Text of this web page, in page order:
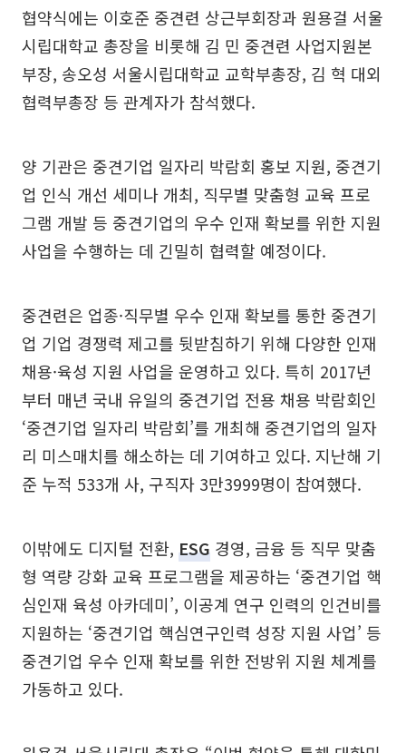
협약식에는 이호준 중견련 상근부회장과 원용걸 서울
시립대학교 총장을 비롯해 김 민 중견련 사업지원본
부장, 송오성 서울시립대학교 교학부총장, 김 혁 대외
협력부총장 등 관계자가 참석했다.
양 기관은 중견기업 일자리 박람회 홍보 지원, 중견기
업 인식 개선 세미나 개최, 직무별 맞춤형 교육 프로
그램 개발 등 중견기업의 우수 인재 확보를 위한 지원
사업을 수행하는 데 긴밀히 협력할 예정이다.
중견련은 업종·직무별 우수 인재 확보를 통한 중견기
업 기업 경쟁력 제고를 뒷받침하기 위해 다양한 인재
채용·육성 지원 사업을 운영하고 있다. 특히 2017년
부터 매년 국내 유일의 중견기업 전용 채용 박람회인
‘중견기업 일자리 박람회’를 개최해 중견기업의 일자
리 미스매치를 해소하는 데 기여하고 있다. 지난해 기
준 누적 533개 사, 구직자 3만3999명이 참여했다.
이밖에도 디지털 전환, ESG 경영, 금융 등 직무 맞춤
형 역량 강화 교육 프로그램을 제공하는 ‘중견기업 핵
심인재 육성 아카데미’, 이공계 연구 인력의 인건비를
지원하는 ‘중견기업 핵심연구인력 성장 지원 사업’ 등
중견기업 우수 인재 확보를 위한 전방위 지원 체계를
가동하고 있다.